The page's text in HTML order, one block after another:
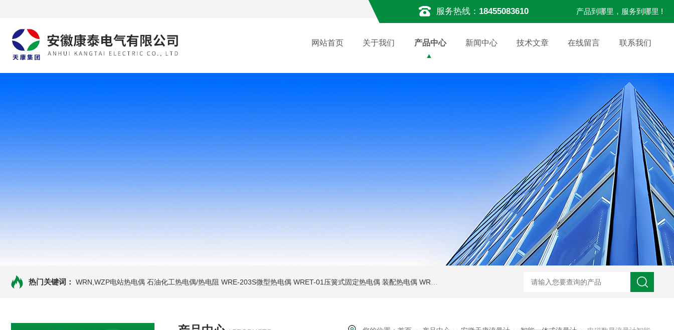
服务热线： 18455083610 产品到哪里，服务到哪里 !
网站首页 关于我们 产品中心 新闻中心 技术文章 在线留言 联系我们
热门关键词： WRN,WZP电站热电偶 石油化工热电偶/热电阻 WRE-203S微型热电偶 WRET-01压簧式固定热电偶 装配热电偶 WRP高温贵金属铂铑热电偶 WRN-530直角弯头热电偶 WRNK-231D炉管刀刃热电